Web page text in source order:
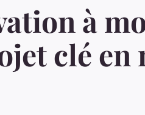
à
clé en